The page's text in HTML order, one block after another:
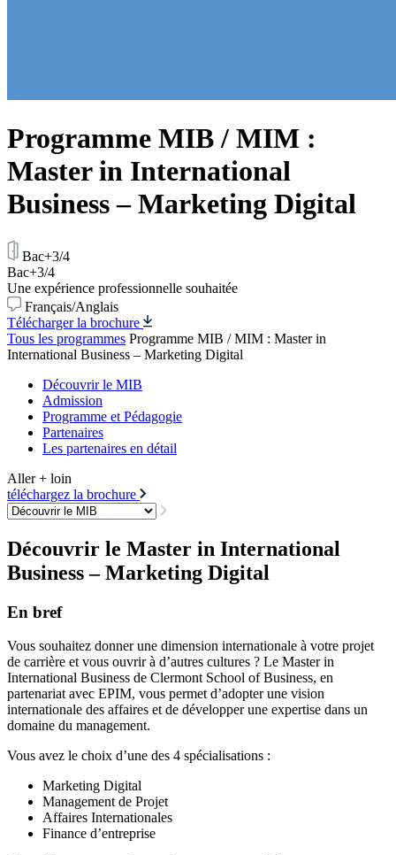
Programme MIB / MIM :
Master in International
Business – Marketing Digital
Bac+3/4
Bac+3/4
Une expérience professionnelle souhaitée
Français/Anglais
Télécharger la brochure
Tous les programmes Programme MIB / MIM : Master in
International Business – Marketing Digital
Découvrir le MIB
Admission
Programme et Pédagogie
Partenaires
Les partenaires en détail
Aller + loin
téléchargez la brochure
Découvrir le Master in International
Business – Marketing Digital
En bref
Vous souhaitez donner une dimension internationale à votre projet
de carrière et vous ouvrir à d’autres cultures ? Le Master in
International Business de Clermont School of Business, en
partenariat avec EPIM, vous permet d’adopter une vision
internationale des affaires et de développer une expertise dans un
domaine du management.
Vous avez le choix d’une des 4 spécialisations :
Marketing Digital
Management de Projet
Affaires Internationales
Finance d’entreprise